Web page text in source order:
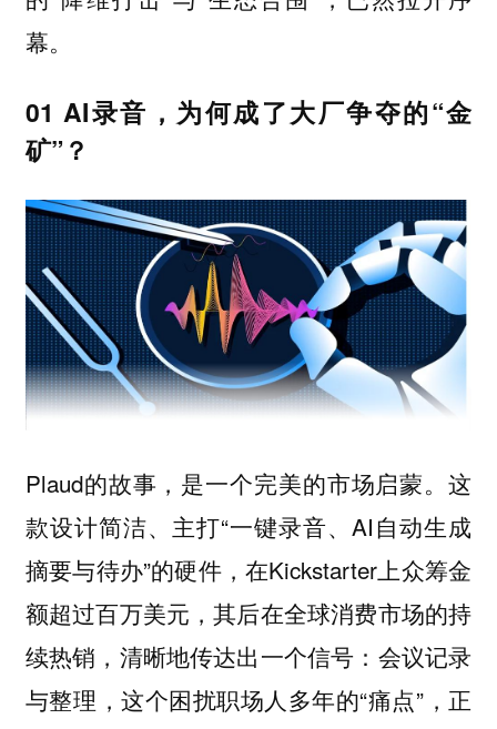
幕。
01 AI录音，为何成了大厂争夺的“金
矿”？
Plaud的故事，是一个完美的市场启蒙。这
款设计简洁、主打“一键录音、AI自动生成
摘要与待办”的硬件，在Kickstarter上众筹金
额超过百万美元，其后在全球消费市场的持
续热销，清晰地传达出一个信号：会议记录
与整理，这个困扰职场人多年的“痛点”，正